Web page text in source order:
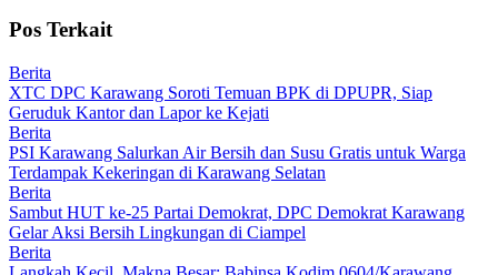
Pos Terkait
Berita
XTC DPC Karawang Soroti Temuan BPK di DPUPR, Siap
Geruduk Kantor dan Lapor ke Kejati
Berita
PSI Karawang Salurkan Air Bersih dan Susu Gratis untuk Warga
Terdampak Kekeringan di Karawang Selatan
Berita
Sambut HUT ke-25 Partai Demokrat, DPC Demokrat Karawang
Gelar Aksi Bersih Lingkungan di Ciampel
Berita